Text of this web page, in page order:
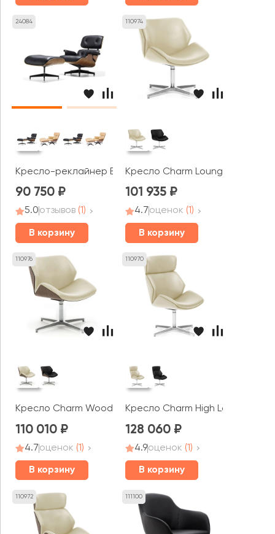
24084
Кресло-реклайнер Everprof Релакс / Relax
90 750
5.0отзывов (1)
В корзину
110974
Кресло Charm Lounge
101 935
4.7оценок (1)
В корзину
110976
Кресло Charm Wood Lounge
110 010
4.7оценок (1)
В корзину
110970
Кресло Charm High Lounge
128 060
4.9оценок (1)
В корзину
110972 111100